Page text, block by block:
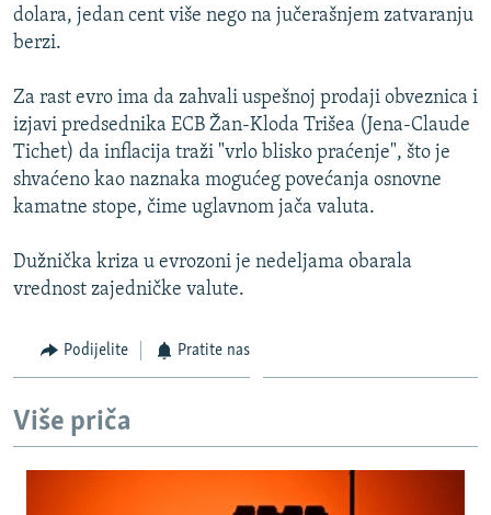
SPECIJALI RSE
GENOCID U SREBRENICI
POPLAVE I KLIZIŠTA U BIH 2024.
TV LIBERTY
POST SCRIPTUM
MOJA EVROPA
TRI DECENIJE OD RATA U BIH
SVE KARTE DEJTONA
NASTANAK I RASPAD JUGOSLAVIJE
Sve RFE/RL stranice
dolara, jedan cent više nego na jučerašnjem zatvaranju
berzi.
Za rast evro ima da zahvali uspešnoj prodaji obveznica i
izjavi predsednika ECB Žan-Kloda Trišea (Jena-Claude
Tichet) da inflacija traži "vrlo blisko praćenje", što je
shvaćeno kao naznaka mogućeg povećanja osnovne
kamatne stope, čime uglavnom jača valuta.
Dužnička kriza u evrozoni je nedeljama obarala
vrednost zajedničke valute.
Podijelite Pratite nas
Više priča